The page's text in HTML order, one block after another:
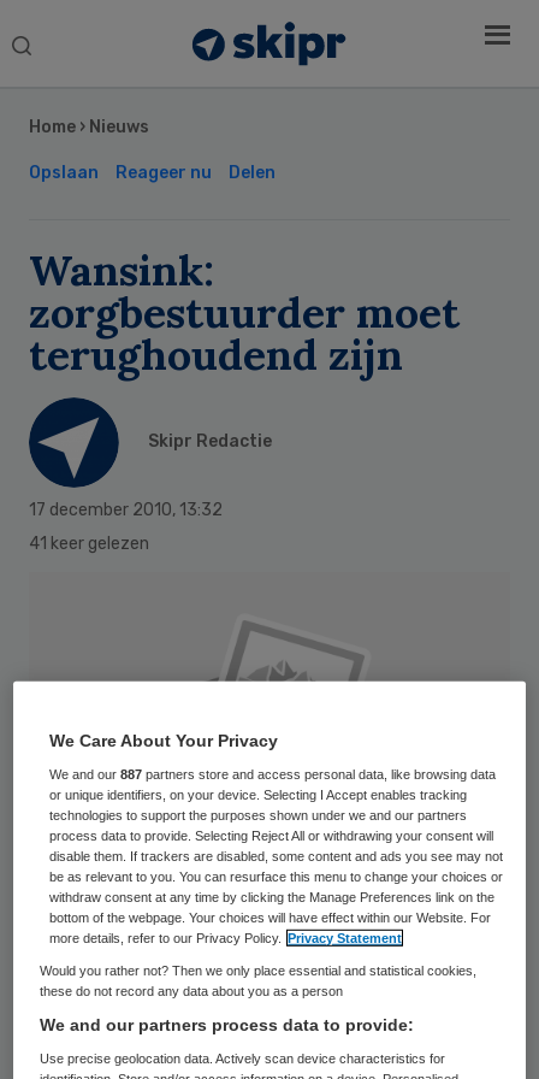
Search
Home › Nieuws
Opslaan Reageer nu Delen
Wansink:
zorgbestuurder moet
terughoudend zijn
Skipr Redactie
17 december 2010, 13:32
41 keer gelezen
Zorgbestuurders verschillen duidelijk van
hun collega’s in andere sectoren. Dat zei
Willem Wansink naar aanleiding van een boek
Sidebar
We Care About Your Privacy
We and our887 partners store and access personal data, like browsing data
or unique identifiers, on your device. Selecting I Accept enables tracking
technologies to support the purposes shown under we and our partners
process data to provide. Selecting Reject All or withdrawing your consent will
disable them. If trackers are disabled, some content and ads you see may not
be as relevant to you. You can resurface this menu to change your choices or
withdraw consent at any time by clicking the Manage Preferences link on the
bottom of the webpage. Your choices will have effect within our Website. For
more details, refer to our Privacy Policy.
Privacy Statement
Would you rather not? Then we only place essential and statistical cookies,
these do not record any data about you as a person
We and our partners process data to provide:
Use precise geolocation data. Actively scan device characteristics for